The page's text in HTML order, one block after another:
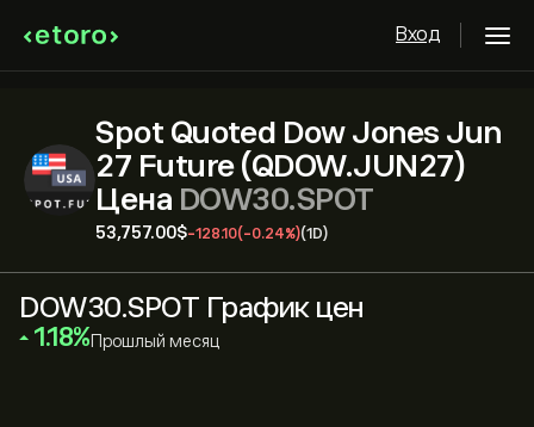
Вход
Spot Quoted Dow Jones Jun
27 Future (QDOW.JUN27)
Цена DOW30.SPOT
53,757.00‎$‎-128.10(-0.24%)(1D)
DOW30.SPOT График цен
‎1.18‎ Прошлый месяц